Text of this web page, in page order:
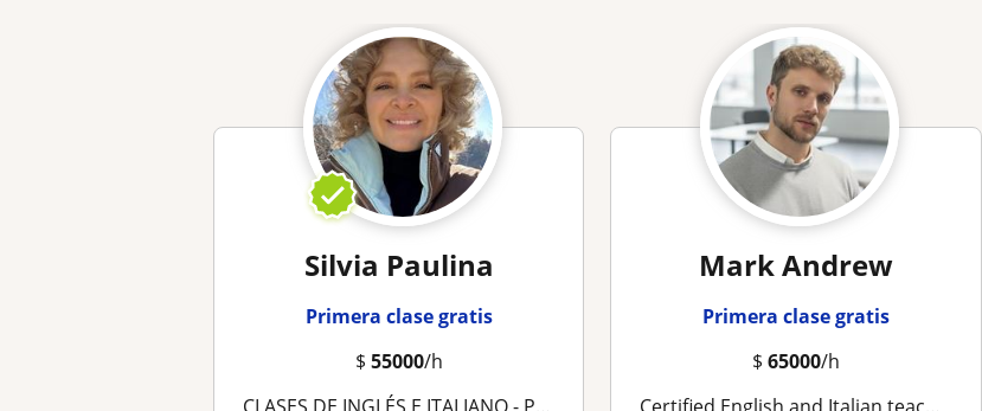
Silvia Paulina
Primera clase gratis
$ 55000/h
Mark Andrew
Primera clase gratis
$ 65000/h